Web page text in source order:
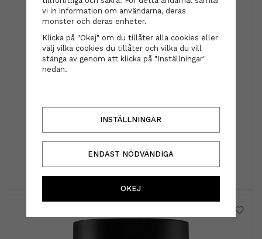
Björk
Björk - FUKT Hydrate Shampoo 300 ml
269 kr
INFO KÖP
vi in information om användarna, deras
mönster och deras enheter.
Klicka på "Okej" om du tillåter alla cookies eller
välj vilka cookies du tillåter och vilka du vill
stänga av genom att klicka på "Inställningar"
nedan.
INSTÄLLNINGAR
ENDAST NÖDVÄNDIGA
OKEJ